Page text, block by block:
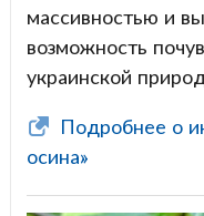
массивностью и
возможность
украинской
Подробнее о
осина»